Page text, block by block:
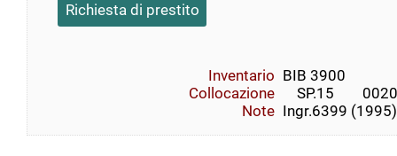
Richiesta di prestito
Inventario BIB 3900
Collocazione
SP.15
Note Ingr.6399 (1995)